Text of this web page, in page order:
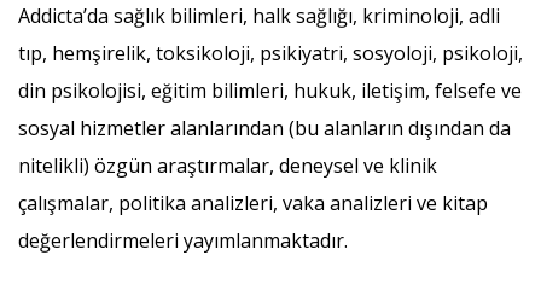
Addicta’da sağlık bilimleri, halk sağlığı, kriminoloji, adli
tıp, hemşirelik, toksikoloji, psikiyatri, sosyoloji, psikoloji,
din psikolojisi, eğitim bilimleri, hukuk, iletişim, felsefe ve
sosyal hizmetler alanlarından (bu alanların dışından da
nitelikli) özgün araştırmalar, deneysel ve klinik
çalışmalar, politika analizleri, vaka analizleri ve kitap
değerlendirmeleri yayımlanmaktadır.